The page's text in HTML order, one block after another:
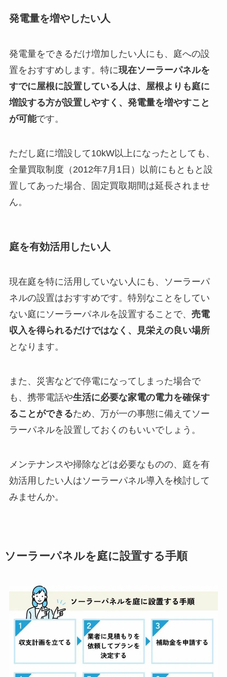
発電量を増やしたい人
発電量をできるだけ増加したい人にも、庭への設
置をおすすめします。特に現在ソーラーパネルを
すでに屋根に設置している人は、
屋根よりも庭に
増設する方が設置しやすく、発電量を増やすこと
が可能です。
ただし庭に増設して10kW以上になったとしても、
全量買取制度（2012年7月1日）以前にもともと設
置してあった場合、固定買取期間は延長されませ
ん。
庭を有効活用したい人
現在庭を特に活用していない人にも、ソーラーパ
ネルの設置はおすすめです。特別なことをしてい
ない庭にソーラーパネルを設置することで、 売電
収入を得られるだけではなく、見栄えの良い場所
となります。
また、災害などで停電になってしまった場合で
も、携帯電話や生活に必要な家電の電力を確保す
ることができるため、万が一の事態に備えてソー
ラーパネルを設置しておくのもいいでしょう。
メンテナンスや掃除などは必要なものの、庭を有
効活用したい人はソーラーパネル導入を検討して
みませんか。
ソーラーパネルを庭に設置する手順